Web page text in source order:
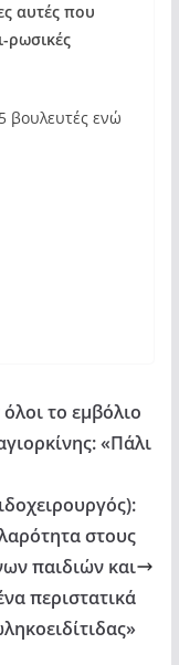
αυτές που
ρωσικές
βουλευτές ενώ
το εμβόλιο
«Πάλι
στους
παιδιών και
περιστατικά